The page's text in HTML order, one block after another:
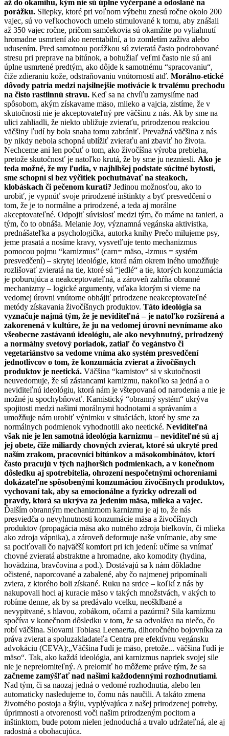
až do okamihu, kým nie sú úplne vyčerpané a odoslané na
porážku. Sliepky, ktoré pri voľnom výbehu znesú ročne okolo 200
vajec, sú vo veľkochovoch umelo stimulované k tomu, aby znášali
až 350 vajec ročne, pričom samčekovia sú okamžite po vyliahnutí
hromadne usmrtení ako nerentabilní, a to zomletím zaživa alebo
udusením. Pred samotnou porážkou sú zvieratá často podrobované
stresu pri preprave na bitúnok, a bohužiaľ veľmi často nie sú ani
úplne usmrtené predtým, ako dôjde k samotnému “spracovaniu“,
čiže zdieraniu kože, odstraňovaniu vnútorností atď. Morálno-etické
dôvody patria medzi najsilnejšie motivácie k trvalému prechodu
na čisto rastlinnú stravu. Keď sa na chvíľu zamyslíme nad
spôsobom, akým získavame mäso, mlieko a vajcia, zistíme, že v
skutočnosti nie je akceptovateľný pre väčšinu z nás. Ak by sme na
ulici zahliadli, že niekto ubližuje zvieraťu, prirodzenou reakciou
väčšiny ľudí by bola snaha tomu zabrániť. Prevažná väčšina z nás
by nikdy nebola schopná ublížiť zvieraťu ani zbaviť ho života.
Nechceme ani len počuť o tom, ako živočíšna výroba prebieha,
pretože skutočnosť je natoľko krutá, že by sme ju nezniesli. Ako je
teda možné, že my ľudia, v najhlbšej podstate súcitné bytosti,
sme schopní si bez výčitiek pochutnávať na steakoch,
klobáskach či pečenom kurati? Jedinou možnosťou, ako to
urobiť, je vypnúť svoje prirodzené inštinkty a byť presvedčení o
tom, že je to normálne a prirodzené, a teda aj morálne
akceptovateľné. Odpojiť súvislosť medzi tým, čo máme na tanieri, a
tým, čo to obnáša. Melanie Joy, významná vegánska aktivistka,
prednášateľka a psychologička, autorka knihy Prečo milujeme psy,
jeme prasatá a nosíme kravy, vysvetľuje tento mechanizmus
pomocou pojmu “karnizmus” (carn= mäso, -izmus = systém
presvedčení) – skrytej ideológie, ktorá nám okrem iného umožňuje
rozlišovať zvieratá na tie, ktoré sú “jedlé“ a tie, ktorých konzumácia
je poburujúca a neakceptovateľná, a zároveň zahŕňa obranné
mechanizmy – logické argumenty, vďaka ktorým si vieme na
vedomej úrovni vnútorne obhájiť prirodzene neakceptovateľné
metódy získavania živočíšnych produktov. Táto ideológia sa
vyznačuje najmä tým, že je neviditeľná – je natoľko rozšírená a
zakorenená v kultúre, že ju na vedomej úrovni nevnímame ako
všeobecne zastávanú ideológiu, ale ako nevyhnutný, prirodzený
a normálny svetový poriadok, zatiaľ čo vegánstvo či
vegetariánstvo sa vedome vníma ako systém presvedčení
jednotlivcov o tom, že konzumácia zvierat a živočíšnych
produktov je neetická. Väčšina “karnistov“ si v skutočnosti
neuvedomuje, že sú zástancami karnizmu, nakoľko sa jedná a o
neviditeľnú ideológiu, ktorá nám je vštepovaná od narodenia a nie je
možné ju spochybňovať. Karnistický “obranný systém“ ukrýva
spojitosti medzi našimi morálnymi hodnotami a správaním a
umožňuje nám urobiť výnimku v situáciách, ktoré by sme za
normálnych podmienok vyhodnotili ako neetické. Neviditeľná
však nie je len samotná ideológia karnizmu – neviditeľné sú aj
jej obete, čiže miliardy chovných zvierat, ktoré sú ukryté pred
naším zrakom, pracovníci bitúnkov a mäsokombinátov, ktorí
často pracujú v tých najhorších podmienkach, a v konečnom
dôsledku aj spotrebitelia, ohrození nespočetnými ochoreniami
dokázateľne spôsobenými konzumáciou živočíšnych produktov,
vychovaní tak, aby sa emocionálne a fyzicky odrezali od
pravdy, ktorá sa ukrýva za jedením mäsa, mlieka a vajec.
Ďalším obranným mechanizmom karnizmu je aj to, že nás
presviedča o nevyhnutnosti konzumácie mäsa a živočíšnych
produktov (propagácia mäsa ako nutného zdroja bielkovín, či mlieka
ako zdroja vápnika), a zároveň deformuje naše vnímanie, aby sme
sa pociťovali čo najväčší komfort pri ich jedení: učíme sa vnímať
chovné zvieratá abstraktne a hromadne, ako komodity (hydina,
hovädzina, bravčovina a pod.). Dostávajú sa k nám dôkladne
očistené, naporcované a zabalené, aby čo najmenej pripomínali
zviera, z ktorého boli získané. Ruku na srdce – koľkí z nás by
nakupovali hoci aj kuracie mäso v takých množstvách, v akých to
robíme denne, ak by sa predávalo vcelku, neošklbané a
nevypitvané, s hlavou, zobákom, očami a pazúrmi? Sila karnizmu
spočíva v konečnom dôsledku v tom, že sa odvoláva na niečo, čo
robí väčšina. Slovami Tobiasa Leenaerta, dlhoročného bojovníka za
práva zvierat a spoluzakladateľa Centra pre efektívnu vegánsku
advokáciu (CEVA):„Väčšina ľudí je mäso, pretože... väčšina ľudí je
mäso“. Tak, ako každá ideológia, ani karnizmus napriek svojej sile
nie je neprelomiteľný. A prelomiť ho môžeme práve tým, že sa
začneme zamýšľať nad našimi každodennými rozhodnutiami.
Nad tým, či sa naozaj jedná o vedomé rozhodnutia, alebo len
automaticky nasledujeme to, čomu nás naučili. A takáto zmena
životného postoja a štýlu, vyplývajúca z našej prirodzenej potreby,
úprimnosti a otvorenosti voči našim prirodzeným pocitom a
inštinktom, bude potom nielen jednoduchá a trvalo udržateľná, ale aj
radostná a obohacujúca.